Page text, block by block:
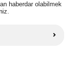
haberdar olabilmek